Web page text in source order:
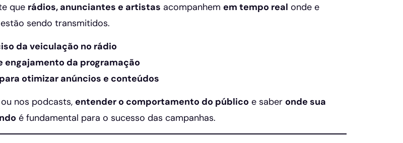
que rádios, anunciantes e artistas acompanhem em tempo real onde e
sendo transmitidos.
da veiculação no rádio
engajamento da programação
otimizar anúncios e conteúdos
nos podcasts, entender o comportamento do público e saber onde sua
é fundamental para o sucesso das campanhas.